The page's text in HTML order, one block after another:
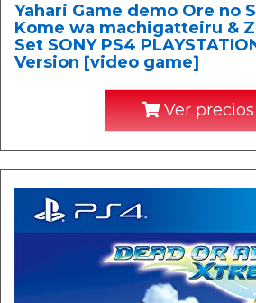
Yahari Game demo Ore no
Kome wa machigatteiru &
Set SONY PS4
Version [video game]
Ver